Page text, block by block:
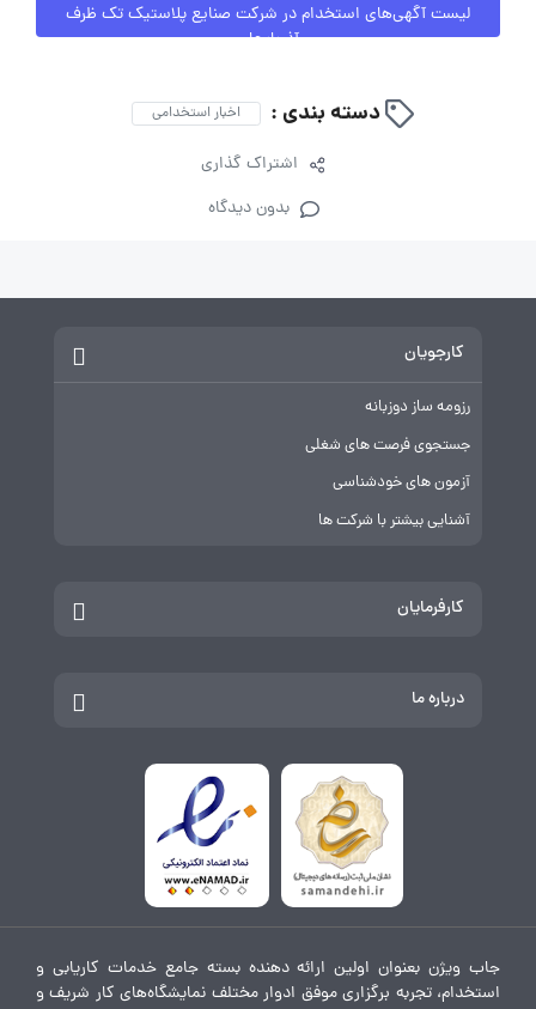
لیست آگهی‌های استخدام در شرکت صنایع پلاستیک تک ظرف
آذربایجان
دسته بندی : اخبار استخدامی
اشتراک گذاری
بدون دیدگاه
کارجویان
رزومه ساز دوزبانه
جستجوی فرصت های شغلی
آزمون های خودشناسی
آشنایی بیشتر با شرکت ها
کارفرمایان
درباره ما
جاب ویژن بعنوان اولین ارائه دهنده بسته جامع خدمات کاریابی و
استخدام، تجربه برگزاری موفق ادوار مختلف نمایشگاه‌های کار شریف و